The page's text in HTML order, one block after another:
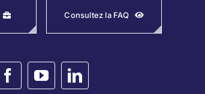
Consultez la FAQ